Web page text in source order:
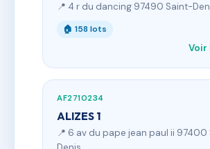
📍 4 r du dancing 97490 Saint-
🏠 158 lots
Voir
AF2710234
ALIZES 1
📍 6 av du pape jean paul ii 97400